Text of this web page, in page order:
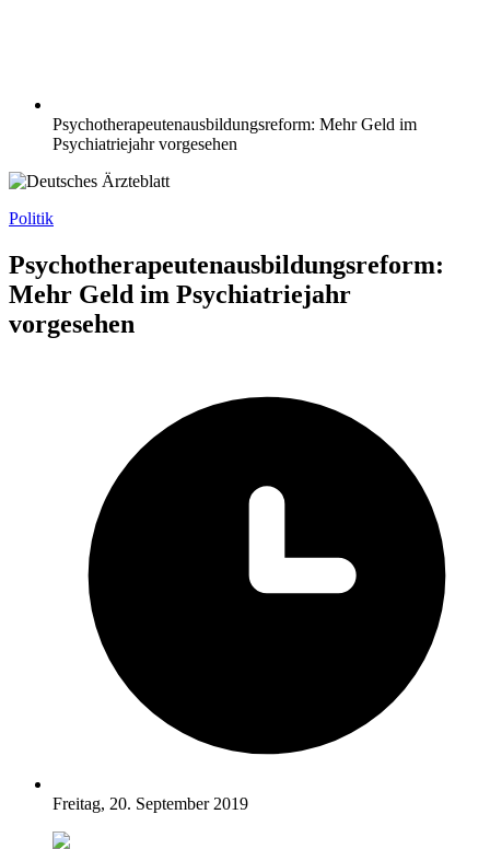
Psychotherapeuten­ausbildungsreform: Mehr Geld im
Psychiatriejahr vorgesehen
Politik
Psychotherapeuten­ausbildungsreform:
Mehr Geld im Psychiatriejahr
vorgesehen
Freitag, 20. September 2019